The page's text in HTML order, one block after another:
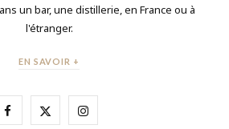
un bar, une distillerie, en France ou à
l'étranger.
EN SAVOIR +
F X I